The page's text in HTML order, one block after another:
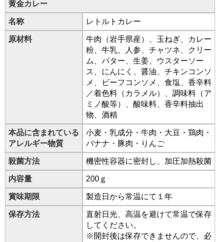
黄金カレー
名称 レトルトカレー
原材料
牛肉（岩手県産）、玉ねぎ、カレー
粉、牛乳、人参、チャツネ、クリー
ム、バター、生姜、ウスターソー
ス、にんにく、醤油、チキンコンソ
メ、ビーフコンソメ、食塩、香辛料
／着色料（カラメル）、調味料（ア
ミノ酸等）、酸味料、香辛料抽出
物、酒精
本品に含まれている
アレルギー物質
小麦・乳成分・牛肉・大豆・鶏肉・
バナナ・豚肉・りんご
殺菌方法 機密性容器に密封し、加圧加熱殺菌
内容量 200ｇ
賞味期限 製造日から常温にて１年
保存方法
直射日光、高温を避けて常温で保存
してください。
※開封後は保存できませんので、必